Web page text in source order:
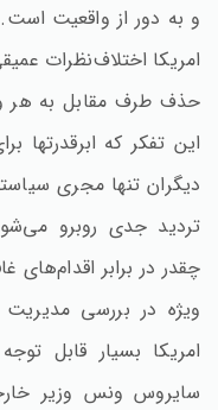
و به دور از واقعیت
امریکا اختلاف‌نظرات
حذف طرف مقابل به هر
این تفکر که ابرقدرتها
دیگران تنها مجری
تردید جدی روبرو
چقدر در برابر اقدام‌های
ویژه در بررسی
امریکا بسیار قابل
سایروس ونس وزیر